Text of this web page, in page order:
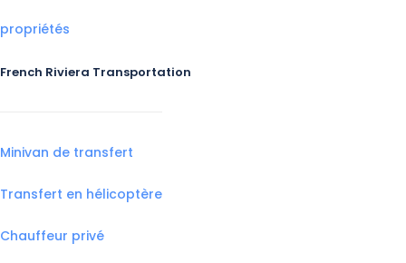
propriétés
French Riviera Transportation
Minivan de transfert
Transfert en hélicoptère
Chauffeur privé